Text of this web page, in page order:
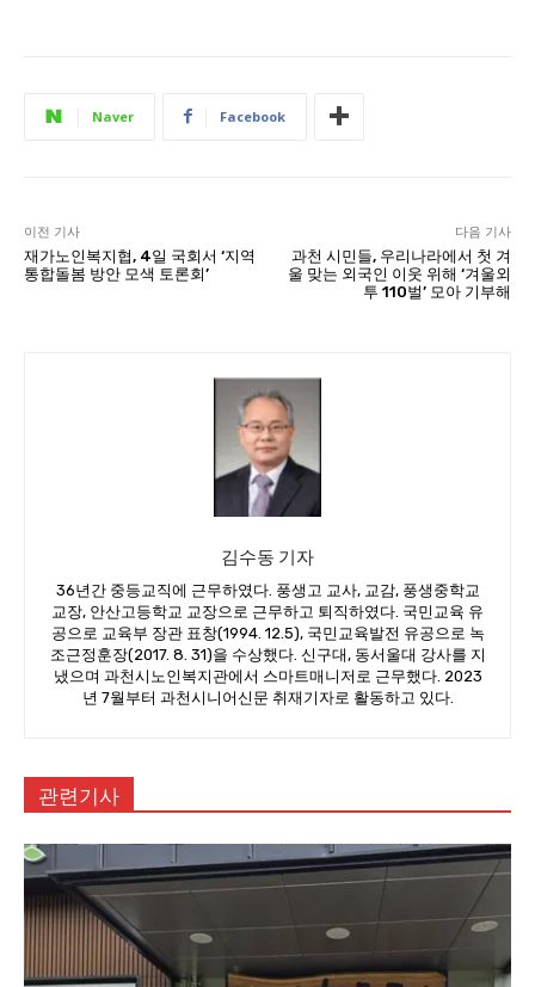
Naver Facebook
이전 기사
재가노인복지협, 4일 국회서 ‘지역
통합돌봄 방안 모색 토론회’
다음 기사
과천 시민들, 우리나라에서 첫 겨
울 맞는 외국인 이웃 위해 ‘겨울외
투 110벌’ 모아 기부해
김수동 기자
36년간 중등교직에 근무하였다. 풍생고 교사, 교감, 풍생중학교
교장, 안산고등학교 교장으로 근무하고 퇴직하였다. 국민교육 유
공으로 교육부 장관 표창(1994. 12.5), 국민교육발전 유공으로 녹
조근정훈장(2017. 8. 31)을 수상했다. 신구대, 동서울대 강사를 지
냈으며 과천시노인복지관에서 스마트매니저로 근무했다. 2023
년 7월부터 과천시니어신문 취재기자로 활동하고 있다.
관련기사